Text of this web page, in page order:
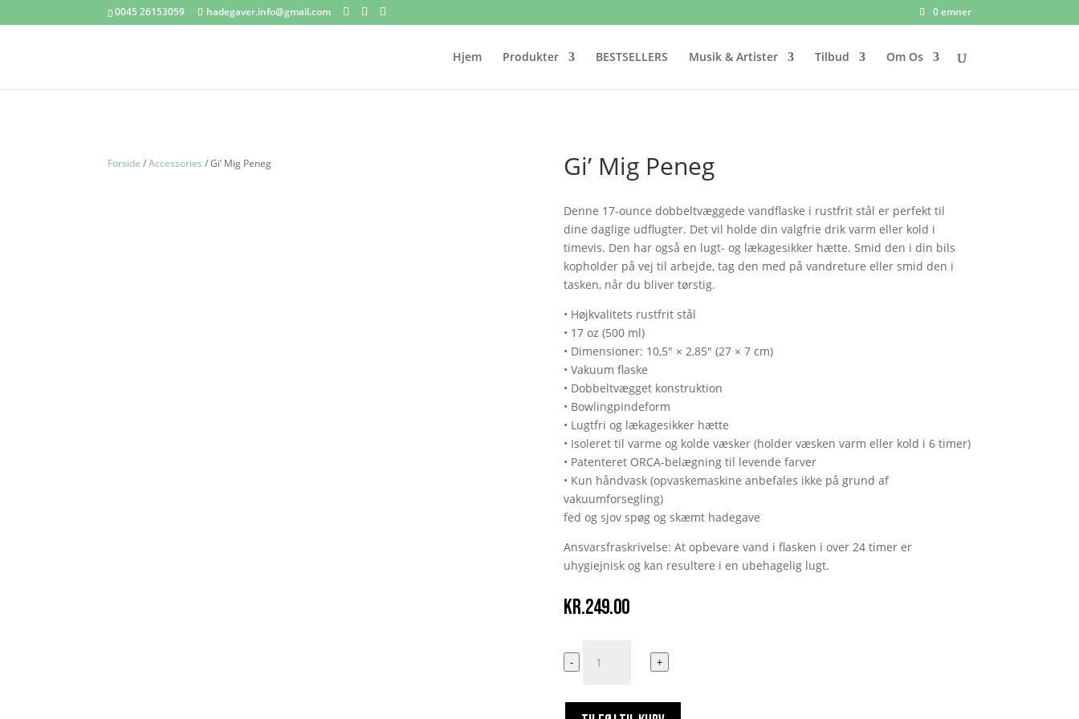
0045 26153059 hadegaver.info@gmail.com 0 emner
Hjem Produkter BESTSELLERS Musik & Artister Tilbud Om Os
Forside /Accessories / Gi’ Mig Peneg Gi’ Mig Peneg
Denne 17-ounce dobbeltvæggede vandflaske i rustfrit stål er perfekt til
dine daglige udflugter. Det vil holde din valgfrie drik varm eller kold i
timevis. Den har også en lugt- og lækagesikker hætte. Smid den i din bils
kopholder på vej til arbejde, tag den med på vandreture eller smid den i
tasken, når du bliver tørstig.
• Højkvalitets rustfrit stål
• 17 oz (500 ml)
• Dimensioner: 10,5" × 2,85" (27 × 7 cm)
• Vakuum flaske
• Dobbeltvægget konstruktion
• Bowlingpindeform
• Lugtfri og lækagesikker hætte
• Isoleret til varme og kolde væsker (holder væsken varm eller kold i 6 timer)
• Patenteret ORCA-belægning til levende farver
• Kun håndvask (opvaskemaskine anbefales ikke på grund af
vakuumforsegling)
fed og sjov spøg og skæmt hadegave
Ansvarsfraskrivelse: At opbevare vand i flasken i over 24 timer er
uhygiejnisk og kan resultere i en ubehagelig lugt.
kr.249.00
Gi'
Mig
antal
- +